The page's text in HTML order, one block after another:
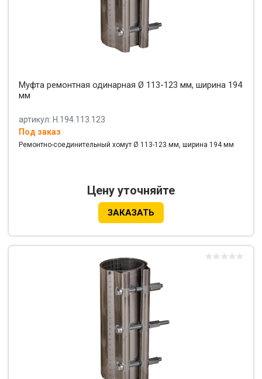
Муфта ремонтная одинарная Ø 113-123 мм, ширина 194
мм
артикул: Н.194.113.123
Под заказ
Ремонтно-соединительный хомут Ø 113-123 мм, ширина 194 мм
Цену уточняйте
ЗАКАЗАТЬ